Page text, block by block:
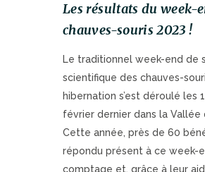
Les résultats du week-
chauves-souris 2023 !
Le traditionnel week-end de
scientifique des chauves-
hibernation s’est déroulé les
février dernier dans la Vallée
Cette année, près de 60
répondu présent à ce week-
comptage et, grâce à leur